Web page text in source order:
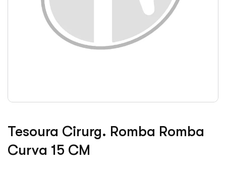
Tesoura Cirurg. Romba Romba
Curva 15 CM